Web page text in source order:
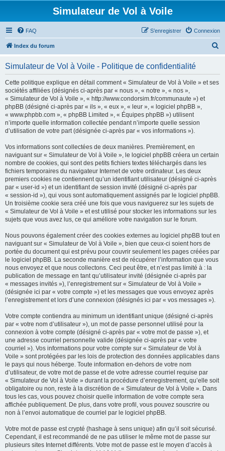
Simulateur de Vol à Voile
FAQ Connexion
S’enregistrer
Index du forum
Simulateur de Vol à Voile - Politique de confidentialité
Cette politique explique en détail comment « Simulateur de Vol à Voile » et ses
sociétés affiliées (désignés ci-après par « nous », « notre », « nos »,
« Simulateur de Vol à Voile », « http://www.condorsim.fr/communaute ») et
phpBB (désigné ci-après par « ils », « eux », « leur », « logiciel phpBB »,
« www.phpbb.com », « phpBB Limited », « Équipes phpBB ») utilisent
n’importe quelle information collectée pendant n’importe quelle session
d’utilisation de votre part (désignée ci-après par « vos informations »).
Vos informations sont collectées de deux manières. Premièrement, en
naviguant sur « Simulateur de Vol à Voile », le logiciel phpBB créera un certain
nombre de cookies, qui sont des petits fichiers textes téléchargés dans les
fichiers temporaires du navigateur Internet de votre ordinateur. Les deux
premiers cookies ne contiennent qu’un identifiant utilisateur (désigné ci-après
par « user-id ») et un identifiant de session invité (désigné ci-après par
« session-id »), qui vous sont automatiquement assignés par le logiciel phpBB.
Un troisième cookie sera créé une fois que vous naviguerez sur les sujets de
« Simulateur de Vol à Voile » et est utilisé pour stocker les informations sur les
sujets que vous avez lus, ce qui améliore votre navigation sur le forum.
Nous pouvons également créer des cookies externes au logiciel phpBB tout en
naviguant sur « Simulateur de Vol à Voile », bien que ceux-ci soient hors de
portée du document qui est prévu pour couvrir seulement les pages créées par
le logiciel phpBB. La seconde manière est de récupérer l’information que vous
nous envoyez et que nous collectons. Ceci peut être, et n’est pas limité à : la
publication de message en tant qu’utilisateur invité (désignée ci-après par
« messages invités »), l’enregistrement sur « Simulateur de Vol à Voile »
(désignée ici par « votre compte ») et les messages que vous envoyez après
l’enregistrement et lors d’une connexion (désignés ici par « vos messages »).
Votre compte contiendra au minimum un identifiant unique (désigné ci-après
par « votre nom d’utilisateur »), un mot de passe personnel utilisé pour la
connexion à votre compte (désigné ci-après par « votre mot de passe »), et
une adresse courriel personnelle valide (désignée ci-après par « votre
courriel »). Vos informations pour votre compte sur « Simulateur de Vol à
Voile » sont protégées par les lois de protection des données applicables dans
le pays qui nous héberge. Toute information en-dehors de votre nom
d’utilisateur, de votre mot de passe et de votre adresse courriel requise par
« Simulateur de Vol à Voile » durant la procédure d’enregistrement, qu’elle soit
obligatoire ou non, reste à la discrétion de « Simulateur de Vol à Voile ». Dans
tous les cas, vous pouvez choisir quelle information de votre compte sera
affichée publiquement. De plus, dans votre profil, vous pouvez souscrire ou
non à l’envoi automatique de courriel par le logiciel phpBB.
Votre mot de passe est crypté (hashage à sens unique) afin qu’il soit sécurisé.
Cependant, il est recommandé de ne pas utiliser le même mot de passe sur
plusieurs sites Internet différents. Votre mot de passe est le moyen d’accès à